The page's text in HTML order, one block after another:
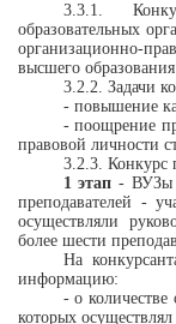
3.3.1.
образовательных
организационно-
высшего
3.2.2. Задачи
- повышение
- поощрение
правовой личности
3.2.3. Конкурс
1 этап -
преподавателей -
осуществляли
более шести
На
информацию:
- о количестве
которых осуществлял